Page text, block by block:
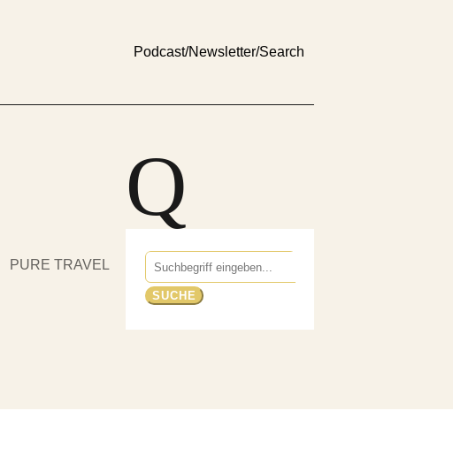
Podcast/Newsletter/Search
PURE TRAVEL
Q
Suchen
nach: